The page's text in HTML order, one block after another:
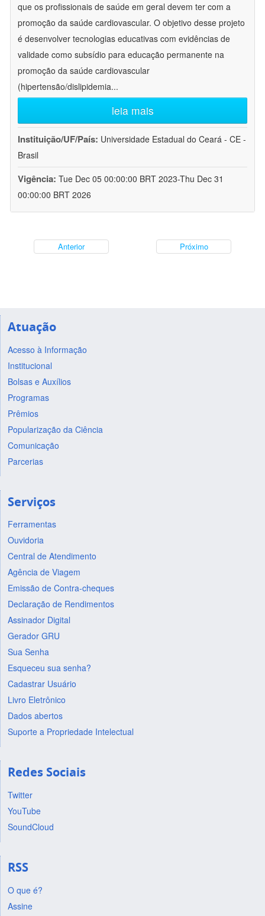
que os profissionais de saúde em geral devem ter com a
promoção da saúde cardiovascular. O objetivo desse projeto
é desenvolver tecnologias educativas com evidências de
validade como subsídio para educação permanente na
promoção da saúde cardiovascular
(hipertensão/dislipidemia...
leia mais
Instituição/UF/País: Universidade Estadual do Ceará - CE -
Brasil
Vigência: Tue Dec 05 00:00:00 BRT 2023-Thu Dec 31
00:00:00 BRT 2026
Anterior Próximo
Atuação
Acesso à Informação
Institucional
Bolsas e Auxílios
Programas
Prêmios
Popularização da Ciência
Comunicação
Parcerias
Serviços
Ferramentas
Ouvidoria
Central de Atendimento
Agência de Viagem
Emissão de Contra-cheques
Declaração de Rendimentos
Assinador Digital
Gerador GRU
Sua Senha
Esqueceu sua senha?
Cadastrar Usuário
Livro Eletrônico
Dados abertos
Suporte a Propriedade Intelectual
Redes Sociais
Twitter
YouTube
SoundCloud
RSS
O que é?
Assine